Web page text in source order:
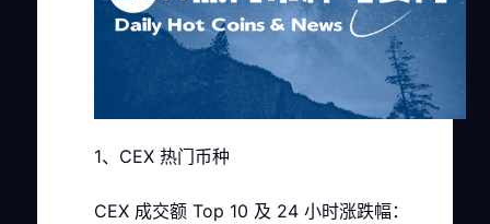
1、CEX 热门币种
CEX 成交额 Top 10 及 24 小时涨跌幅：